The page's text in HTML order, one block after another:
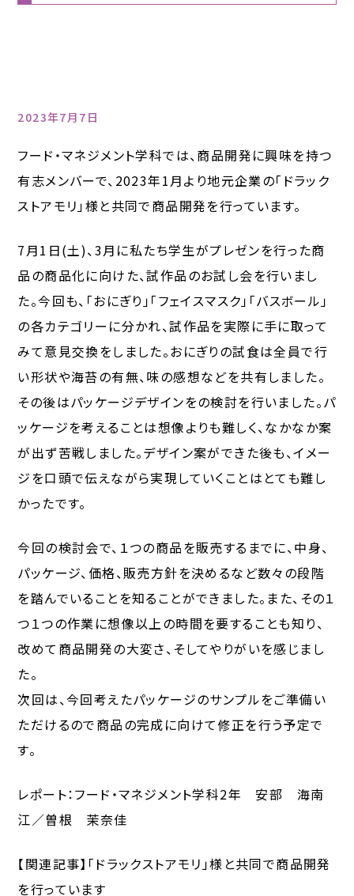
2023年7月7日
フード・マネジメント学科では、商品開発に興味を持つ
有志メンバーで、2023年1月より地元企業の「ドラック
ストアモリ」様と共同で商品開発を行っています。
7月1日(土)、3月に私たち学生がプレゼンを行った商
品の商品化に向けた、試作品のお試し会を行いまし
た。今回も、「おにぎり」「フェイスマスク」「バスボール」
の各カテゴリーに分かれ、試作品を実際に手に取って
みて意見交換をしました。おにぎりの試食は全員で行
い形状や海苔の有無、味の感想などを共有しました。
その後はパッケージデザインをの検討を行いました。パ
ッケージを考えることは想像よりも難しく、なかなか案
が出ず苦戦しました。デザイン案ができた後も、イメー
ジを口頭で伝えながら実現していくことはとても難し
かったです。
今回の検討会で、１つの商品を販売するまでに、中身、
パッケージ、価格、販売方針を決めるなど数々の段階
を踏んでいることを知ることができました。また、その１
つ１つの作業に想像以上の時間を要することも知り、
改めて商品開発の大変さ、そしてやりがいを感じまし
た。
次回は、今回考えたパッケージのサンプルをご準備い
ただけるので商品の完成に向けて修正を行う予定で
す。
レポート：フード・マネジメント学科2年 安部 海南
江／曽根 茉奈佳
【関連記事】「ドラックストアモリ」様と共同で商品開発
を行っています